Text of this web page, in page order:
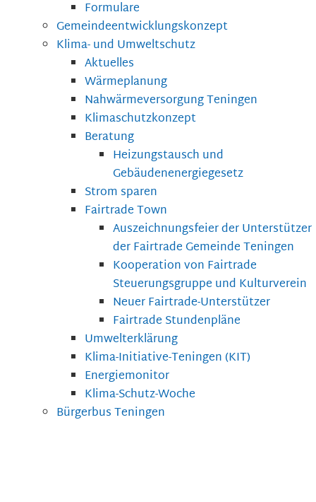
Formulare
Gemeindeentwicklungskonzept
Klima- und Umweltschutz
Aktuelles
Wärmeplanung
Nahwärmeversorgung Teningen
Klimaschutzkonzept
Beratung
Heizungstausch und
Gebäudenenergiegesetz
Strom sparen
Fairtrade Town
Auszeichnungsfeier der Unterstützer
der Fairtrade Gemeinde Teningen
Kooperation von Fairtrade
Steuerungsgruppe und Kulturverein
Neuer Fairtrade-Unterstützer
Fairtrade Stundenpläne
Umwelterklärung
Klima-Initiative-Teningen (KIT)
Energiemonitor
Klima-Schutz-Woche
Bürgerbus Teningen